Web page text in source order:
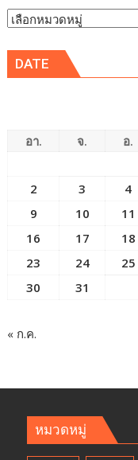
หัวข้อ
DATE
อา. จ. อ.
2
3 4
9
10 11
16
17 18
23
24 25
30
31
« ก.ค.
หมวดหมู่